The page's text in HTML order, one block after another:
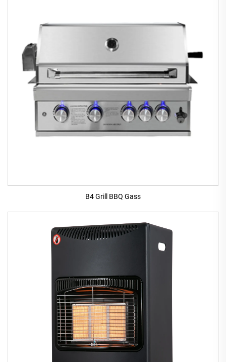
B4 Grill BBQ Gass